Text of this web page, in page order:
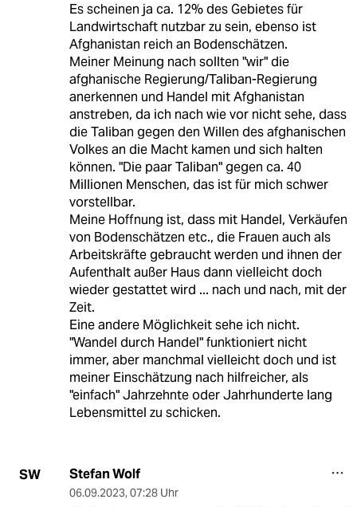
Es scheinen ja ca. 12% des Gebietes für
Landwirtschaft nutzbar zu sein, ebenso ist
Afghanistan reich an Bodenschätzen.
Meiner Meinung nach sollten "wir" die
afghanische Regierung/Taliban-Regierung
anerkennen und Handel mit Afghanistan
anstreben, da ich nach wie vor nicht sehe, dass
die Taliban gegen den Willen des afghanischen
Volkes an die Macht kamen und sich halten
können. "Die paar Taliban" gegen ca. 40
Millionen Menschen, das ist für mich schwer
vorstellbar.
Meine Hoffnung ist, dass mit Handel, Verkäufen
von Bodenschätzen etc., die Frauen auch als
Arbeitskräfte gebraucht werden und ihnen der
Aufenthalt außer Haus dann vielleicht doch
wieder gestattet wird ... nach und nach, mit der
Zeit.
Eine andere Möglichkeit sehe ich nicht.
"Wandel durch Handel" funktioniert nicht
immer, aber manchmal vielleicht doch und ist
meiner Einschätzung nach hilfreicher, als
"einfach" Jahrzehnte oder Jahrhunderte lang
Lebensmittel zu schicken.
SW Stefan Wolf
06.09.2023, 07:28 Uhr